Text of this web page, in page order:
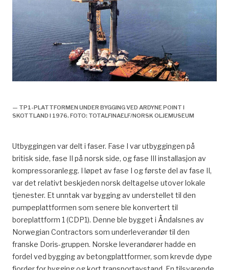
— TP1-PLATTFORMEN UNDER BYGGING VED ARDYNE POINT I
SKOTTLAND I 1976. FOTO: TOTALFINAELF/NORSK OLJEMUSEUM
Utbyggingen var delt i faser. Fase I var utbyggingen på
britisk side, fase II på norsk side, og fase III installasjon av
kompressoranlegg. I løpet av fase I og første del av fase II,
var det relativt beskjeden norsk deltagelse utover lokale
tjenester. Et unntak var bygging av understellet til den
pumpeplattformen som senere ble konvertert til
boreplattform 1 (CDP1). Denne ble bygget i Åndalsnes av
Norwegian Contractors som underleverandør til den
franske Doris-gruppen. Norske leverandører hadde en
fordel ved bygging av betongplattformer, som krevde dype